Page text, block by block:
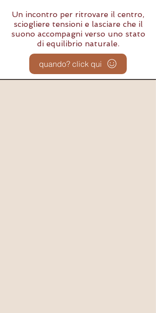
Un incontro per ritrovare il centro,
sciogliere tensioni e lasciare che il
suono accompagni verso uno stato
di equilibrio naturale.
quando? click qui